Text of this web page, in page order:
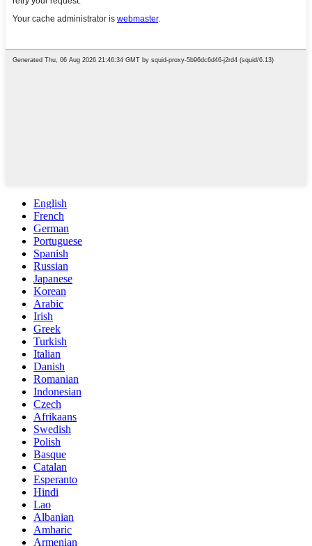
English
French
German
Portuguese
Spanish
Russian
Japanese
Korean
Arabic
Irish
Greek
Turkish
Italian
Danish
Romanian
Indonesian
Czech
Afrikaans
Swedish
Polish
Basque
Catalan
Esperanto
Hindi
Lao
Albanian
Amharic
Armenian